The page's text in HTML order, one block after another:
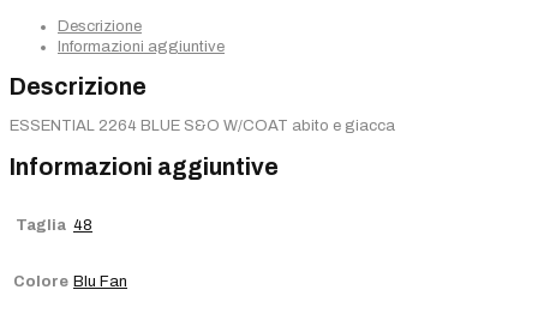
Descrizione
Informazioni aggiuntive
Descrizione
ESSENTIAL 2264 BLUE S&O W/COAT abito e giacca
Informazioni aggiuntive
Taglia 48
Colore Blu Fan